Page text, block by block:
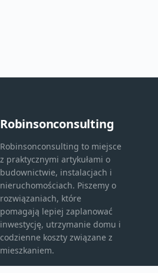
Robinsonconsulting
Robinsonconsulting to miejsce
z praktycznymi artykułami o
budownictwie, instalacjach i
nieruchomościach. Piszemy o
rozwiązaniach, które
pomagają lepiej zaplanować
inwestycję, utrzymanie domu i
codzienne koszty związane z
mieszkaniem.